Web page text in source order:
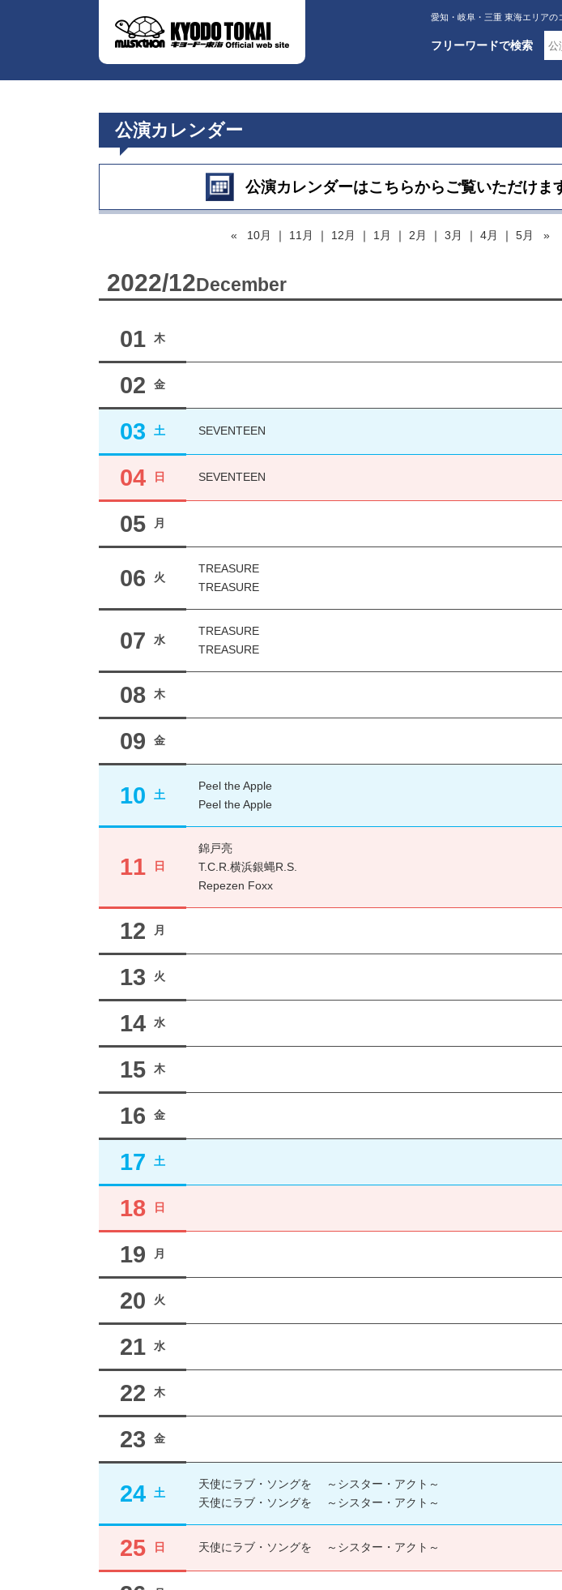
愛知・岐阜・三重 東海エリア
フリーワードで検索
公演カレンダー
公演カレンダーはこちらからご覧いただけま
« 10月 ｜ 11月 ｜ 12月 ｜ 1月 ｜ 2月 ｜ 3月 ｜ 4月 ｜ 5月 »
2022/12December
01 木
02 金
03 土 SEVENTEEN
04 日 SEVENTEEN
05 月
06 火
TREASURE
TREASURE
07 水
TREASURE
TREASURE
08 木
09 金
10 土
Peel the Apple
Peel the Apple
11 日
錦戸亮
T.C.R.横浜銀蝿R.S.
Repezen Foxx
12 月
13 火
14 水
15 木
16 金
17 土
18 日
19 月
20 火
21 水
22 木
23 金
24 土
天使にラブ・ソングを ～シスター・アクト～
天使にラブ・ソングを ～シスター・アクト～
25 日 天使にラブ・ソングを ～シスター・アクト～